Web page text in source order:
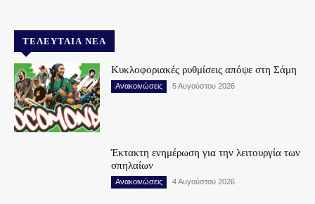
ΤΕΛΕΥΤΑΊΑ ΝΈΑ
Κυκλοφοριακές ρυθμίσεις απόψε στη Σάμη
Ανακοινώσεις 5 Αυγούστου 2026
Έκτακτη ενημέρωση για την λειτουργία των
σπηλαίων
Ανακοινώσεις 4 Αυγούστου 2026